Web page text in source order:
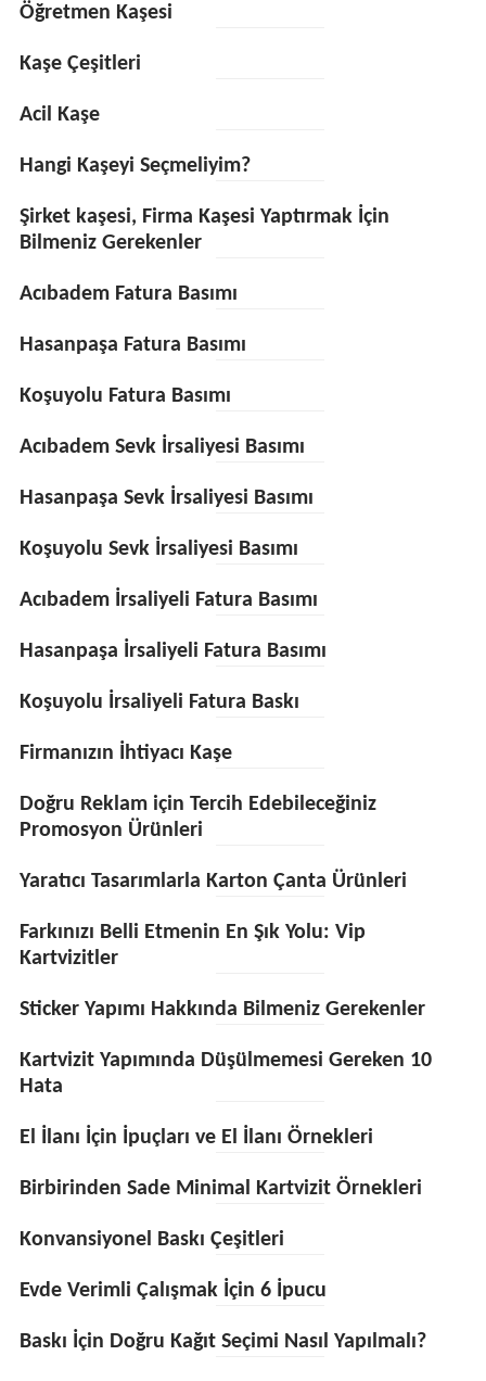
Öğretmen Kaşesi
Kaşe Çeşitleri
Acil Kaşe
Hangi Kaşeyi Seçmeliyim?
Şirket kaşesi, Firma Kaşesi Yaptırmak İçin
Bilmeniz Gerekenler
Acıbadem Fatura Basımı
Hasanpaşa Fatura Basımı
Koşuyolu Fatura Basımı
Acıbadem Sevk İrsaliyesi Basımı
Hasanpaşa Sevk İrsaliyesi Basımı
Koşuyolu Sevk İrsaliyesi Basımı
Acıbadem İrsaliyeli Fatura Basımı
Hasanpaşa İrsaliyeli Fatura Basımı
Koşuyolu İrsaliyeli Fatura Baskı
Firmanızın İhtiyacı Kaşe
Doğru Reklam için Tercih Edebileceğiniz
Promosyon Ürünleri
Yaratıcı Tasarımlarla Karton Çanta Ürünleri
Farkınızı Belli Etmenin En Şık Yolu: Vip
Kartvizitler
Sticker Yapımı Hakkında Bilmeniz Gerekenler
Kartvizit Yapımında Düşülmemesi Gereken 10
Hata
El İlanı İçin İpuçları ve El İlanı Örnekleri
Birbirinden Sade Minimal Kartvizit Örnekleri
Konvansiyonel Baskı Çeşitleri
Evde Verimli Çalışmak İçin 6 İpucu
Baskı İçin Doğru Kağıt Seçimi Nasıl Yapılmalı?